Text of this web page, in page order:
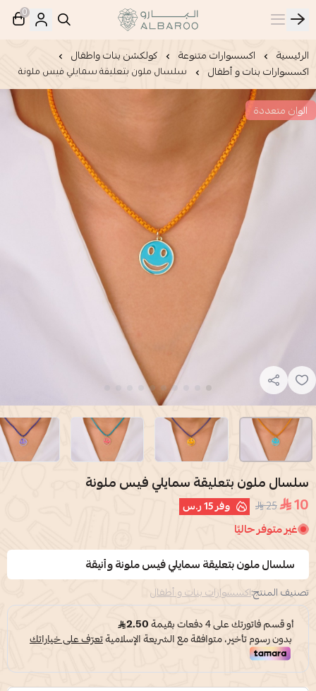
البارو | Albaroo
0
الرئيسية اكسسوارات متنوعة
كولكشن بنات واطفال
اكسسوارات بنات و أطفال
سلسال ملون بتعليقة سمايلي فيس ملونة
الوان متعددة
سلسال ملون بتعليقة سمايلي فيس ملونة
10
25 وفر15 ر.س
غير متوفر حاليًا
سلسال ملون بتعليقة سمايلي فيس ملونة وأنيقة
تصنيف المنتج:اكسسوارات بنات و أطفال